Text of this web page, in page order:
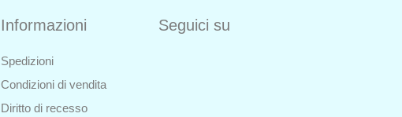
Informazioni
Spedizioni
Condizioni di vendita
Diritto di recesso
Seguici su